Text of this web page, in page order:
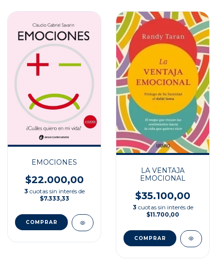
EMOCIONES
$22.000,00
3 cuotas sin interés de
$7.333,33
LA VENTAJA
EMOCIONAL
$35.100,00
3 cuotas sin interés de
$11.700,00